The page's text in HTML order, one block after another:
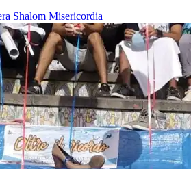
Shalom Misericordia